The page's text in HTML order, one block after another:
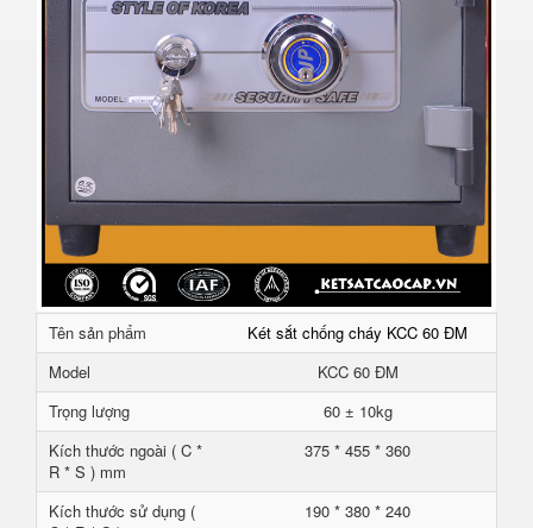
Tên sản phẩm
Két sắt chống cháy KCC 60 ĐM
Model
KCC 60 ĐM
Trọng lượng
60 ± 10kg
Kích thước ngoài ( C *
R * S ) mm
375 * 455 * 360
Kích thước sử dụng (
190 * 380 * 240